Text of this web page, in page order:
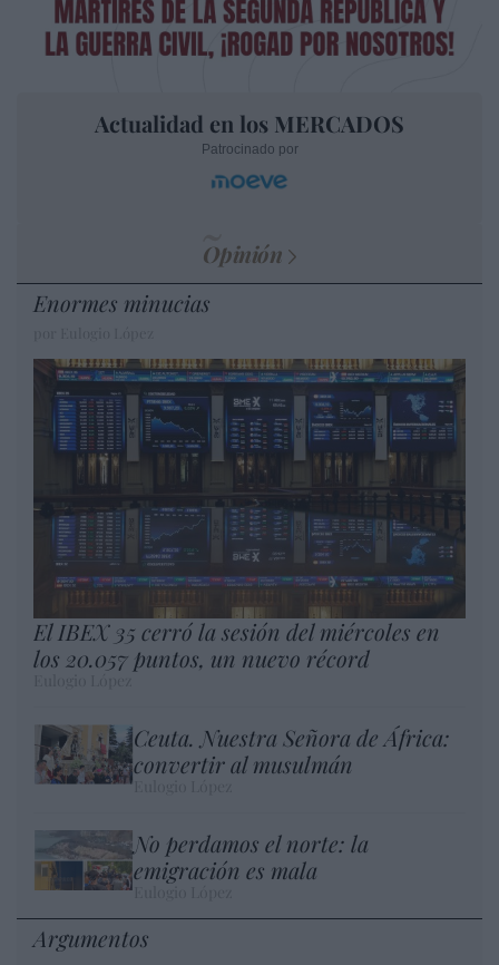
Actualidad en los MERCADOS
Patrocinado por
Opinión
Enormes minucias
El IBEX 35 cerró la sesión del miércoles en
los 20.057 puntos, un nuevo récord
Ceuta. Nuestra Señora de África:
convertir al musulmán
No perdamos el norte: la
emigración es mala
Argumentos